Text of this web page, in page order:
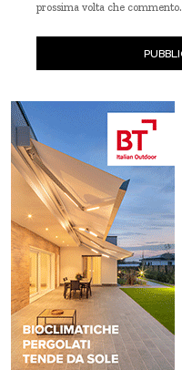
prossima volta che commento.